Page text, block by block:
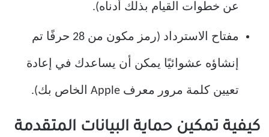
عن خطوات القيام بذلك أدناه).
مفتاح الاسترداد (رمز مكون من 28 حرفًا تم
إنشاؤه عشوائيًا يمكن أن يساعدك في إعادة
تعيين كلمة مرور معرف Apple الخاص بك).
كيفية تمكين حماية البيانات المتقدمة